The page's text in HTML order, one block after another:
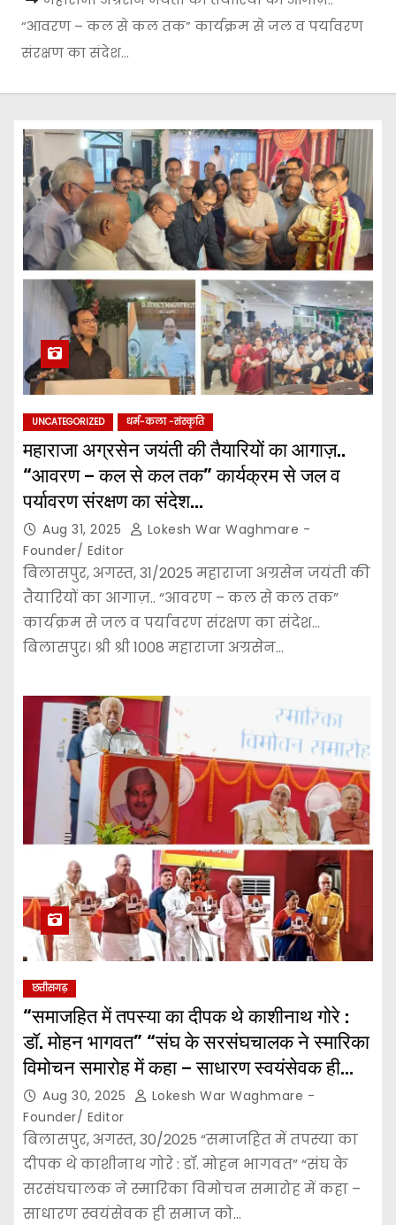
“आवरण – कल से कल तक” कार्यक्रम से जल व पर्यावरण
संरक्षण का संदेश…
UNCATEGORIZED धर्म-कला -संस्कृति
महाराजा अग्रसेन जयंती की तैयारियों का आगाज़..
“आवरण – कल से कल तक” कार्यक्रम से जल व
पर्यावरण संरक्षण का संदेश…
Aug 31, 2025
Lokesh War Waghmare -
Founder/ Editor
बिलासपुर, अगस्त, 31/2025 महाराजा अग्रसेन जयंती की
तैयारियों का आगाज़.. “आवरण – कल से कल तक”
कार्यक्रम से जल व पर्यावरण संरक्षण का संदेश…
बिलासपुर। श्री श्री 1008 महाराजा अग्रसेन…
छत्तीसगढ़
“समाजहित में तपस्या का दीपक थे काशीनाथ गोरे :
डॉ. मोहन भागवत” “संघ के सरसंघचालक ने स्मारिका
विमोचन समारोह में कहा – साधारण स्वयंसेवक ही
समाज को असाधारण प्रेरणा देता है”
Aug 30, 2025
Lokesh War Waghmare -
Founder/ Editor
बिलासपुर, अगस्त, 30/2025 “समाजहित में तपस्या का
दीपक थे काशीनाथ गोरे : डॉ. मोहन भागवत” “संघ के
सरसंघचालक ने स्मारिका विमोचन समारोह में कहा –
साधारण स्वयंसेवक ही समाज को…